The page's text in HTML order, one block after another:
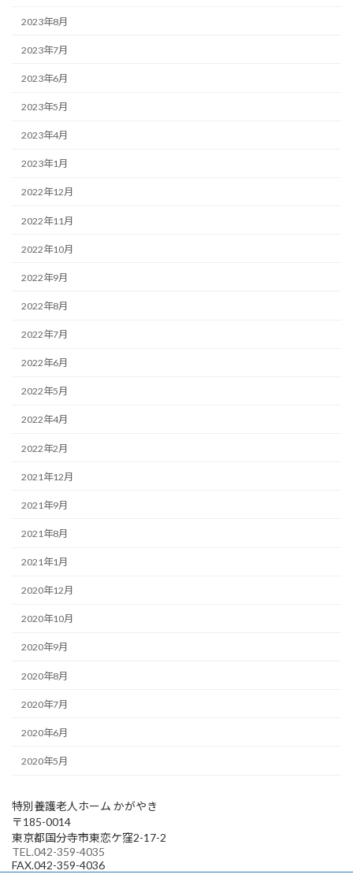
2023年8月
2023年7月
2023年6月
2023年5月
2023年4月
2023年1月
2022年12月
2022年11月
2022年10月
2022年9月
2022年8月
2022年7月
2022年6月
2022年5月
2022年4月
2022年2月
2021年12月
2021年9月
2021年8月
2021年1月
2020年12月
2020年10月
2020年9月
2020年8月
2020年7月
2020年6月
2020年5月
特別養護老人ホーム かがやき
〒185-0014
東京都国分寺市東恋ケ窪2-17-2
TEL.042-359-4035
FAX.042-359-4036